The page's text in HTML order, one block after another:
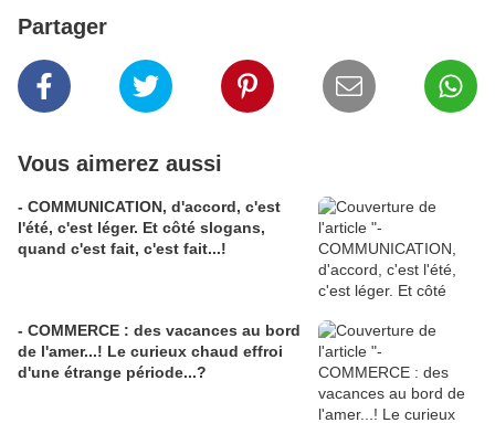
Partager
Vous aimerez aussi
- COMMUNICATION, d'accord, c'est
l'été, c'est léger. Et côté slogans,
quand c'est fait, c'est fait...!
- COMMERCE : des vacances au bord
de l'amer...! Le curieux chaud effroi
d'une étrange période...?